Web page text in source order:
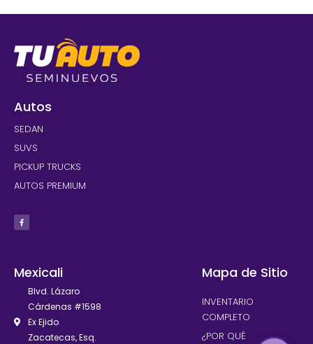
Autos
SEDAN
SUVS
PICKUP TRUCKS
AUTOS PREMIUM
Mexicali
Blvd. Lázaro
Cárdenas #1598
Ex Ejido
Zacatecas, Esq.
Mapa de Sitio
INVENTARIO
COMPLETO
¿POR QUÉ